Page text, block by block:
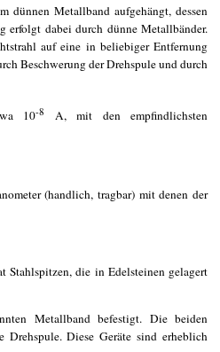
dünnen Metallband aufgehängt, dessen
erfolgt dabei durch dünne Metallbänder.
auf eine in beliebiger Entfernung
Beschwerung der Drehspule und durch
10-8
A, mit den empfindlichsten
(handlich, tragbar) mit denen der
Stahlspitzen, die in Edelsteinen gelagert
Metallband befestigt. Die beiden
Diese Geräte sind erheblich